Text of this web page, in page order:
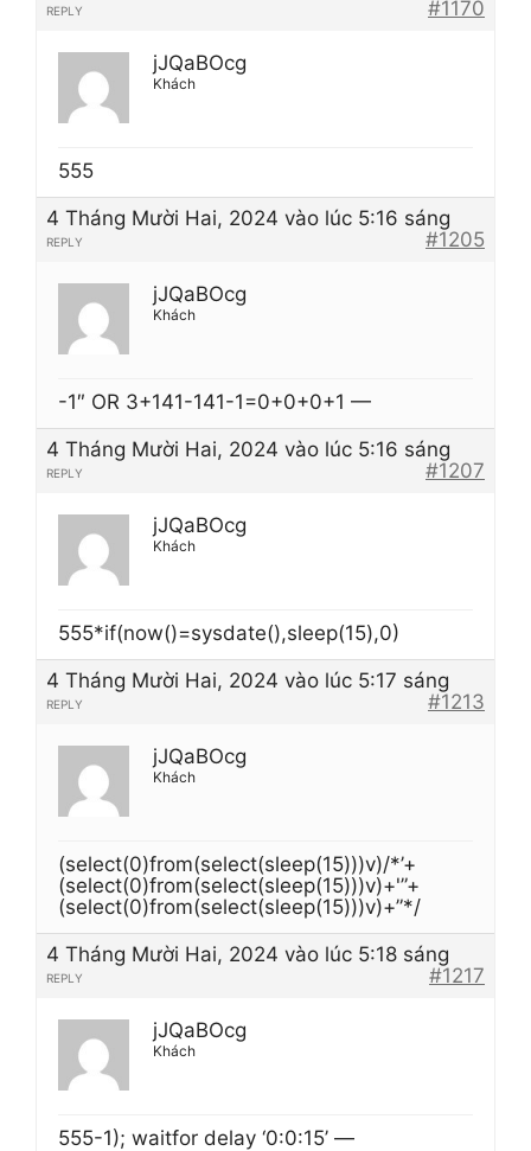
#1170
REPLY
jJQaBOcg
Khách
555
4 Tháng Mười Hai, 2024 vào lúc 5:16 sáng
#1205
REPLY
jJQaBOcg
Khách
-1″ OR 3+141-141-1=0+0+0+1 —
4 Tháng Mười Hai, 2024 vào lúc 5:16 sáng
#1207
REPLY
jJQaBOcg
Khách
555*if(now()=sysdate(),sleep(15),0)
4 Tháng Mười Hai, 2024 vào lúc 5:17 sáng
#1213
REPLY
jJQaBOcg
Khách
(select(0)from(select(sleep(15)))v)/*’+
(select(0)from(select(sleep(15)))v)+'”+
(select(0)from(select(sleep(15)))v)+”*/
4 Tháng Mười Hai, 2024 vào lúc 5:18 sáng
#1217
REPLY
jJQaBOcg
Khách
555-1); waitfor delay ‘0:0:15’ —